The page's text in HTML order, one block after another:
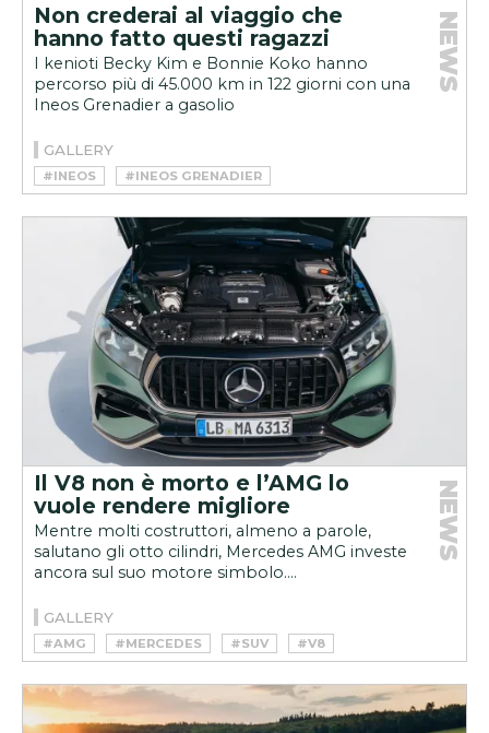
Non crederai al viaggio che
hanno fatto questi ragazzi
I kenioti Becky Kim e Bonnie Koko hanno
percorso più di 45.000 km in 122 giorni con una
Ineos Grenadier a gasolio
NEWS
GALLERY
#INEOS #INEOS GRENADIER
Il V8 non è morto e l’AMG lo
vuole rendere migliore
Mentre molti costruttori, almeno a parole,
salutano gli otto cilindri, Mercedes AMG investe
ancora sul suo motore simbolo....
NEWS
GALLERY
#AMG #MERCEDES #SUV #V8